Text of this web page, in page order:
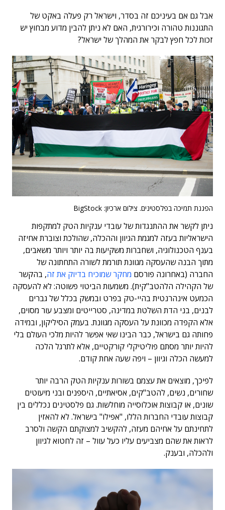
אבל גם אם בעיניכם זה בסדר, וישראל רק פעלה באקט של
התגוננות טהורה וכירורגית, האם לא ניתן להבין מדוע מבחוץ יש
זכות לכל חפץ לבקר את המהלך של ישראל?
הפגנת תמיכה בפלסטינים. צילום ארכיון: BigStock
ניתן לקשר את ההתנגדות של עובדי ענקיות הטק למתקפות
הישראליות בעזה למגמת הגיוון וההכלה, שהולכת וצוברת אחיזה
בענף הטכנולוגיה, ושחברות משקיעות בה יותר ויותר משאבים,
מתוך הבנה שהעסקה מגוונת תורמת לשורה התחתונה של
החברה (באחרונה פורסם מחקר שמוכיח בדיוק את זה, בהקשר
של הקהילה הלהטב"קית). משמעות הביטוי פשוטה: לא להעסקה
הכמעט אינהרנטית בהיי-טק בפרט ובמשק בכלל של גברים
לבנים, בני הדת השלטת במדינה, סטרייטים ומצבע עור מסוים,
אלא הקפדה מכוונת על העסקה מגוונת. בעמק הסיליקון, ובמידה
פחותה גם בישראל, כבר הבינו שאי אפשר להיות מלכי העולם בלי
להיות יותר מסתם פוליטיקלי קורקטיים, אלא לתרגל הלכה
למעשה הכלה וגיוון – ויפה שעה אחת קודם.
לפיכך, מוצאים את עצמם בשורות ענקיות הטק הרבה יותר
שחורים, נשים, להטב"קים, אסיאתיים, היספנים ובני מיעוטים
שונים, או קבוצות אוכלוסייה מוחלשות. גם פלסטינים נכללים בין
קבוצות עובדי החברות הללו, "אפילו" בישראל. לא להאזין
לתחינתם על אחיהם מעזה, להקשיב למצוקתם הקשה ולסרב
לראות את שהם מצביעים עליו כעל עוול – זה לחטוא לגיוון
ולהכלה, ובענק.